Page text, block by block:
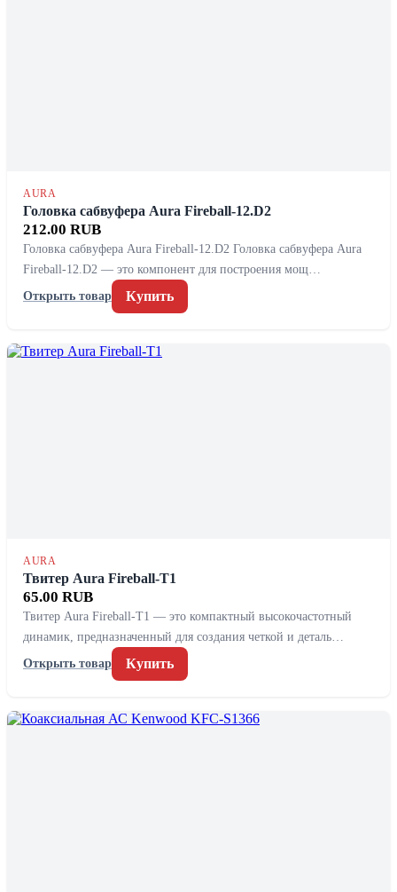
AURA
Головка сабвуфера Aura Fireball-12.D2
212.00 RUB
Головка сабвуфера Aura Fireball-12.D2 Головка сабвуфера Aura
Fireball-12.D2 — это компонент для построения мощ…
Открыть товар
Купить
AURA
Твитер Aura Fireball-T1
65.00 RUB
Твитер Aura Fireball-T1 — это компактный высокочастотный
динамик, предназначенный для создания четкой и деталь…
Открыть товар
Купить